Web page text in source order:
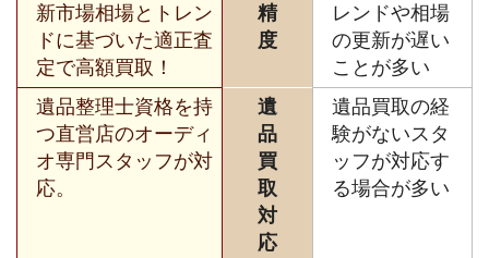
新市場相場とトレン
ドに基づいた適正査
定で高額買取！
精
度
レンドや相場
の更新が遅い
ことが多い
遺品整理士資格を持
つ直営店のオーディ
オ専門スタッフが対
応。
遺
品
買
取
対
応
遺品買取の経
験がないスタ
ッフが対応す
る場合が多い